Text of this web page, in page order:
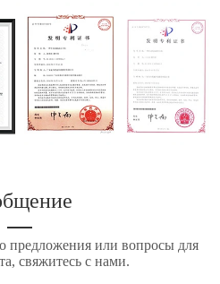
предложения или вопросы для
свяжитесь с нами.